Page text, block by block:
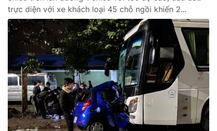
trực diện với xe khách loại 45 chỗ ngồi khiến 2...